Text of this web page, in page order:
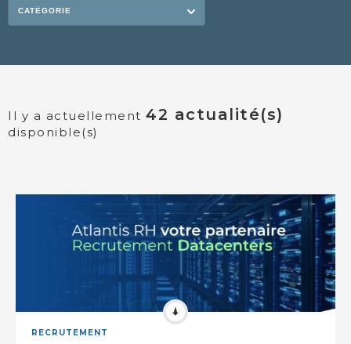
Il y a actuellement 42 actualité(s)
disponible(s)
RECRUTEMENT